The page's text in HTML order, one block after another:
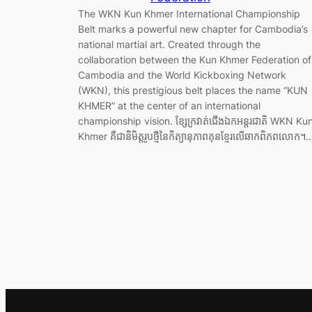
The WKN Kun Khmer International Championship
Belt marks a powerful new chapter for Cambodia’s
national martial art. Created through the
collaboration between the Kun Khmer Federation of
Cambodia and the World Kickboxing Network
(WKN), this prestigious belt places the name “KUN
KHMER” at the center of an international
championship vision. ខ្សែក្រវាត់ជើងឯកអន្តរជាតិ WKN
Khmer គឺជានិមិត្តរូបថ្មីនៃកិត្យានុភាពគុនខ្មែរលើឆាកពិភពលោក។